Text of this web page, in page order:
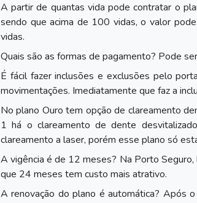
A partir de quantas vida pode contratar o
sendo que acima de 100 vidas, o valor
vidas.
Quais são as formas de pagamento? Pode
É fácil fazer inclusões e exclusões pelo
movimentações. Imediatamente que faz a
No plano Ouro tem opção de clareamento
1 há o clareamento de dente
clareamento a laser, porém esse plano só
A vigência é de 12 meses? Na Porto
que 24 meses tem custo mais atrativo.
A renovação do plano é automática? Após